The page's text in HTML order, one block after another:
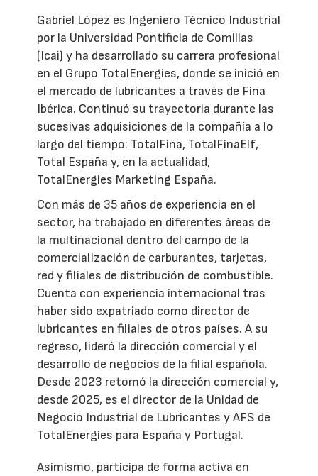
Gabriel López es Ingeniero Técnico Industrial
por la Universidad Pontificia de Comillas
(Icai) y ha desarrollado su carrera profesional
en el Grupo TotalEnergies, donde se inició en
el mercado de lubricantes a través de Fina
Ibérica. Continuó su trayectoria durante las
sucesivas adquisiciones de la compañía a lo
largo del tiempo: TotalFina, TotalFinaElf,
Total España y, en la actualidad,
TotalEnergies Marketing España.
Con más de 35 años de experiencia en el
sector, ha trabajado en diferentes áreas de
la multinacional dentro del campo de la
comercialización de carburantes, tarjetas,
red y filiales de distribución de combustible.
Cuenta con experiencia internacional tras
haber sido expatriado como director de
lubricantes en filiales de otros países. A su
regreso, lideró la dirección comercial y el
desarrollo de negocios de la filial española.
Desde 2023 retomó la dirección comercial y,
desde 2025, es el director de la Unidad de
Negocio Industrial de Lubricantes y AFS de
TotalEnergies para España y Portugal.
Asimismo, participa de forma activa en